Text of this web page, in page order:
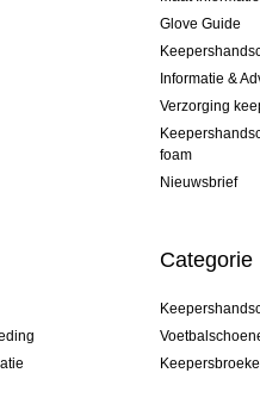
Glove Guide
Informatie &
Verzorging
foam
Nieuwsbrief
Categorie